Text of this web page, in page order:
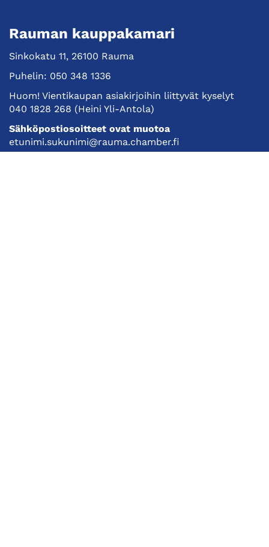
Rauman kauppakamari
Sinkokatu 11, 26100 Rauma
Puhelin: 050 348 1336
Huom! Vientikaupan asiakirjoihin liittyvät kyselyt
040 1828 268 (Heini Yli-Antola)
Sähköpostiosoitteet ovat muotoa
etunimi.sukunimi@rauma.chamber.fi